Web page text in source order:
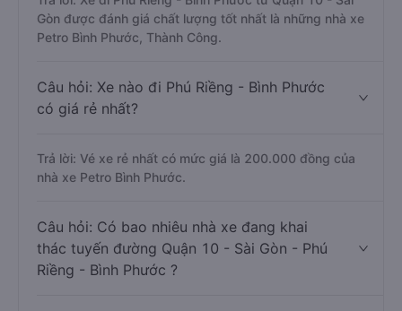
Gòn được đánh giá chất lượng tốt nhất là những nhà xe
Petro Bình Phước, Thành Công.
Câu hỏi: Xe nào đi Phú Riềng - Bình Phước
có giá rẻ nhất?
Trả lời: Vé xe rẻ nhất có mức giá là 200.000 đồng của
nhà xe Petro Bình Phước.
Câu hỏi: Có bao nhiêu nhà xe đang khai
thác tuyến đường Quận 10 - Sài Gòn - Phú
Riềng - Bình Phước ?